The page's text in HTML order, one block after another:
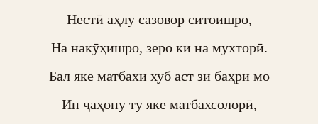
Нестӣ аҳлу сазовор ситоишро,
На накӯҳишро, зеро ки на мухторӣ.
Бал яке матбахи хуб аст зи баҳри мо
Ин ҷаҳону ту яке матбахсолорӣ,